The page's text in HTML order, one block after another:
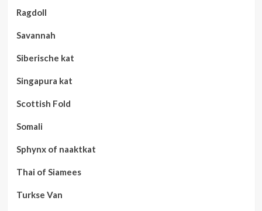
Ragdoll
Savannah
Siberische kat
Singapura kat
Scottish Fold
Somali
Sphynx of naaktkat
Thai of Siamees
Turkse Van